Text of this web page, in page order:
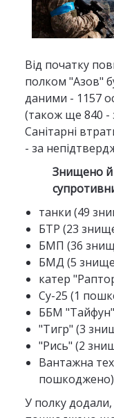
Від початку
полком "Азов"
даними - 1157
(також ще 840 -
Санітарні
- за
Знищено й
танки (49
БТР (23
БМП (36
БМД (5
катер
Су-25 (1
ББМ
"Тигр" (3
"Рись" (2
Вантажна
У полку